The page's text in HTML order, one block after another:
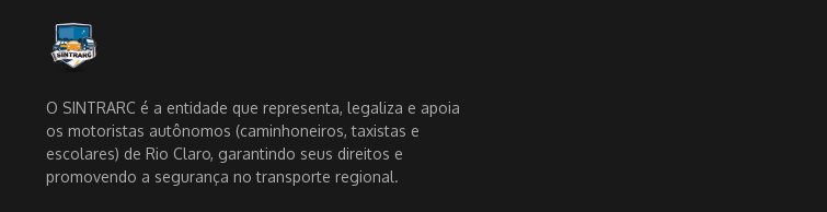
O SINTRARC é a entidade que representa, legaliza e apoia
os motoristas autônomos (caminhoneiros, taxistas e
escolares) de Rio Claro, garantindo seus direitos e
promovendo a segurança no transporte regional.